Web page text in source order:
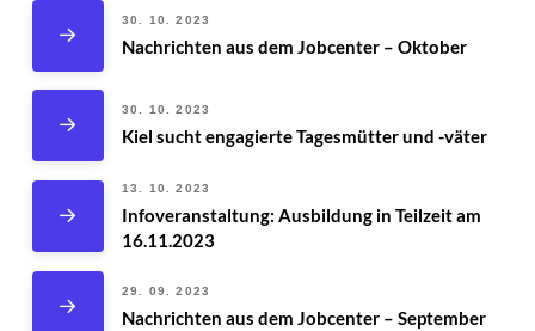
30. 10. 2023
Nachrichten aus dem Jobcenter – Oktober
30. 10. 2023
Kiel sucht engagierte Tagesmütter und -väter
13. 10. 2023
Infoveranstaltung: Ausbildung in Teilzeit am
16.11.2023
29. 09. 2023
Nachrichten aus dem Jobcenter – September